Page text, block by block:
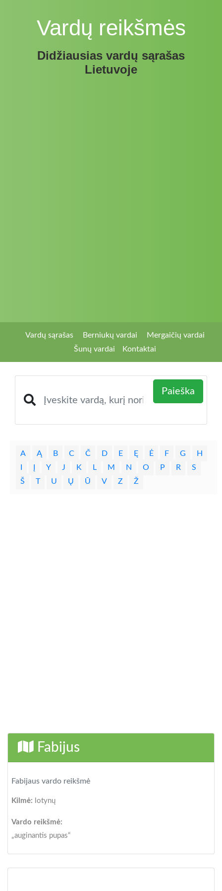
Vardų reikšmės
Didžiausias vardų sąrašas
Lietuvoje
Vardų sąrašas Berniukų vardai
Mergaičių vardai
Šunų vardai
Kontaktai
Paieška
A Ą B C Č D E Ę Ė F G
H
Y J K L M N O P R
S
Š
T U Ų Ū V Z Ž
Fabijus
Fabijaus vardo reikšmė
Kilmė: lotynų
Vardo reikšmė:
„auginantis pupas“